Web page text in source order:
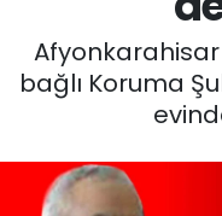
bağlı Koruma
SİYASET
MAGAZİN
Tüm Manşetler
Son Dakika
Haber Arşivi